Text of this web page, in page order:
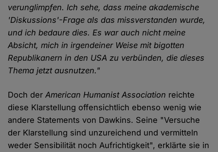
verunglimpfen. Ich sehe, dass meine akademische
'Diskussions'-Frage als das missverstanden wurde,
und ich bedaure dies. Es war auch nicht meine
Absicht, mich in irgendeiner Weise mit bigotten
Republikanern in den USA zu verbünden, die dieses
Thema jetzt ausnutzen."
Doch derAmerican Humanist Association reichte
diese Klarstellung offensichtlich ebenso wenig wie
andere Statements von Dawkins. Seine "Versuche
der Klarstellung sind unzureichend und vermitteln
weder Sensibilität noch Aufrichtigkeit", erklärte sie in